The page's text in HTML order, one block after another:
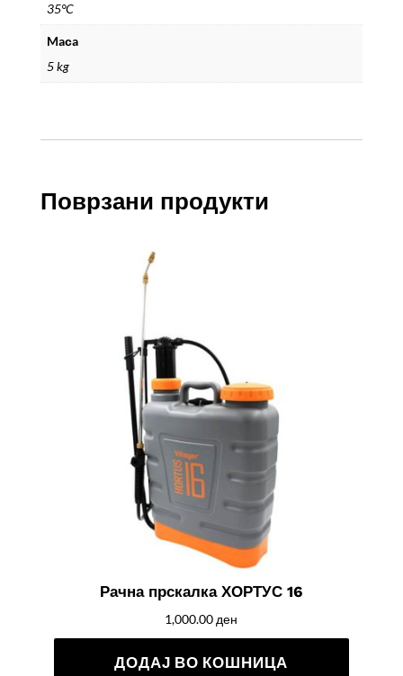
35°C
Maсa
5 kg
Поврзани продукти
Рачна прскалка ХОРТУС 16
1,000.00 ден
ДОДАЈ ВО КОШНИЦА